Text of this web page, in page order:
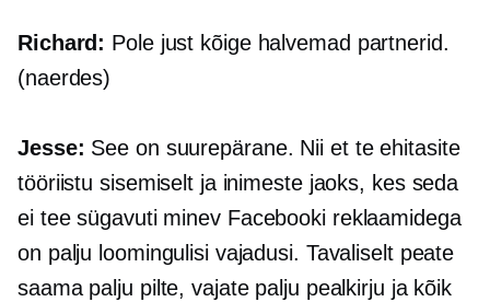
Richard: Pole just kõige halvemad partnerid.
(naerdes)
Jesse: See on suurepärane. Nii et te ehitasite
tööriistu sisemiselt ja inimeste jaoks, kes seda
ei teesügavuti minevFacebooki reklaamidega
on palju loomingulisi vajadusi. Tavaliselt peate
saama palju pilte, vajate palju pealkirju ja kõik